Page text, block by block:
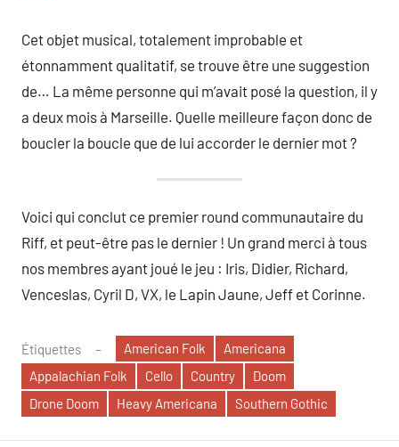
Cet objet musical, totalement improbable et
étonnamment qualitatif, se trouve être une suggestion
de… La même personne qui m’avait posé la question, il y
a deux mois à Marseille. Quelle meilleure façon donc de
boucler la boucle que de lui accorder le dernier mot ?
Voici qui conclut ce premier round communautaire du
Riff, et peut-être pas le dernier ! Un grand merci à tous
nos membres ayant joué le jeu : Iris, Didier, Richard,
Venceslas, Cyril D, VX, le Lapin Jaune, Jeff et Corinne.
Étiquettes American Folk
Americana
Appalachian Folk
Cello Country
Doom
Drone Doom
Heavy Americana Southern Gothic